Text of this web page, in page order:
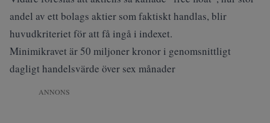
andel av ett bolags aktier som faktiskt handlas, blir
huvudkriteriet för att få ingå i indexet.
Minimikravet är 50 miljoner kronor i genomsnittligt
dagligt handelsvärde över sex månader
ANNONS